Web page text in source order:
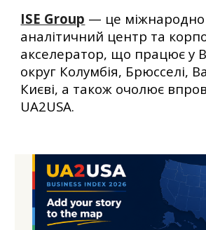
ISE Group — це
аналітичний центр та
акселератор, що працює у
округ Колумбія, Брюсселі,
Києві, а також очолює
UA2USA.